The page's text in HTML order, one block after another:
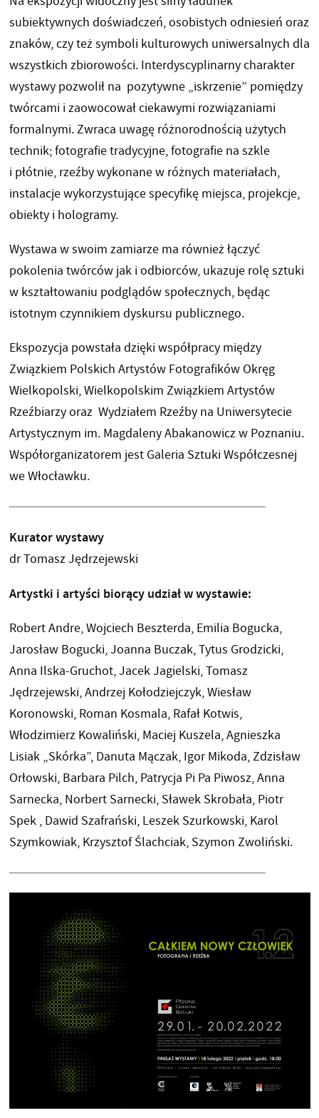
subiektywnych doświadczeń, osobistych odniesień oraz
znaków, czy też symboli kulturowych uniwersalnych dla
wszystkich zbiorowości. Interdyscyplinarny charakter
wystawy pozwolił na pozytywne „iskrzenie” pomiędzy
twórcami i zaowocował ciekawymi rozwiązaniami
formalnymi. Zwraca uwagę różnorodnością użytych
technik; fotografie tradycyjne, fotografie na szkle
i płótnie, rzeźby wykonane w różnych materiałach,
instalacje wykorzystujące specyfikę miejsca, projekcje,
obiekty i hologramy.
Wystawa w swoim zamiarze ma również łączyć
pokolenia twórców jak i odbiorców, ukazuje rolę sztuki
w kształtowaniu podglądów społecznych, będąc
istotnym czynnikiem dyskursu publicznego.
Ekspozycja powstała dzięki współpracy między
Związkiem Polskich Artystów Fotografików Okręg
Wielkopolski, Wielkopolskim Związkiem Artystów
Rzeźbiarzy oraz Wydziałem Rzeźby na Uniwersytecie
Artystycznym im. Magdaleny Abakanowicz w Poznaniu.
Współorganizatorem jest Galeria Sztuki Współczesnej
we Włocławku.
Kurator wystawy
dr Tomasz Jędrzejewski
Artystki i artyści biorący udział w wystawie:
Robert Andre, Wojciech Beszterda, Emilia Bogucka,
Jarosław Bogucki, Joanna Buczak, Tytus Grodzicki,
Anna Ilska-Gruchot, Jacek Jagielski, Tomasz
Jędrzejewski, Andrzej Kołodziejczyk, Wiesław
Koronowski, Roman Kosmala, Rafał Kotwis,
Włodzimierz Kowaliński, Maciej Kuszela, Agnieszka
Lisiak „Skórka”, Danuta Mączak, Igor Mikoda, Zdzisław
Orłowski, Barbara Pilch, Patrycja Pi Pa Piwosz, Anna
Sarnecka, Norbert Sarnecki, Sławek Skrobała, Piotr
Spek , Dawid Szafrański, Leszek Szurkowski, Karol
Szymkowiak, Krzysztof Ślachciak, Szymon Zwoliński.